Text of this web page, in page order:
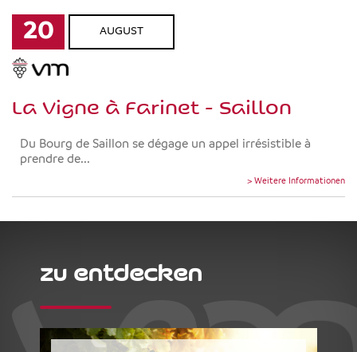
20 AUGUST
La Vigne à Farinet - Saillon
Du Bourg de Saillon se dégage un appel irrésistible à
prendre de...
> Weitere Informationen
zu entdecken